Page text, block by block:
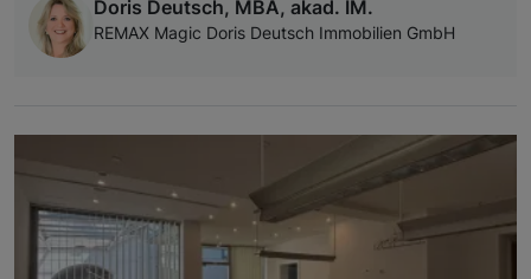
Doris Deutsch, MBA, akad. IM.
REMAX Magic Doris Deutsch Immobilien GmbH